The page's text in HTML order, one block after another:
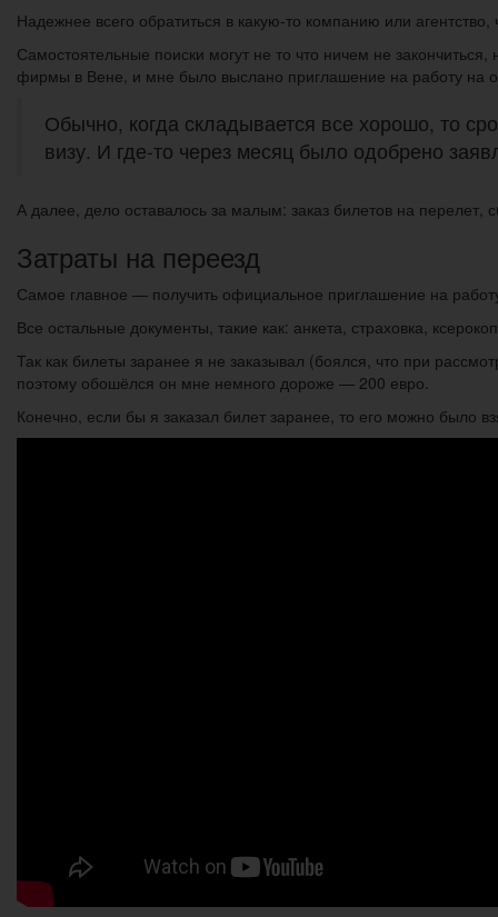
Надежнее всего обратиться в какую-то компанию или
Самостоятельные поиски могут не то что ничем не
фирмы в Вене, и мне было выслано приглашение на работу на
Обычно, когда складывается все хорошо, то
визу. И где-то через месяц было одобрено
А далее, дело оставалось за малым: заказ билетов на перелет,
Затраты на переезд
Самое главное — получить официальное приглашение на
Все остальные документы, такие как: анкета, страховка,
Так как билеты заранее я не заказывал (боялся, что при
поэтому обошёлся он мне немного дороже — 200 евро.
Конечно, если бы я заказал билет заранее, то его можно было